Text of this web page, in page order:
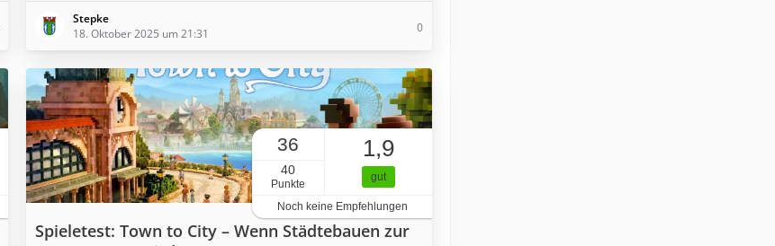
Stepke
18. Oktober 2025 um 21:31
0
36
40
Punkte
1,9
gut
Noch keine Empfehlungen
Spieletest: Town to City – Wenn Städtebauen zur